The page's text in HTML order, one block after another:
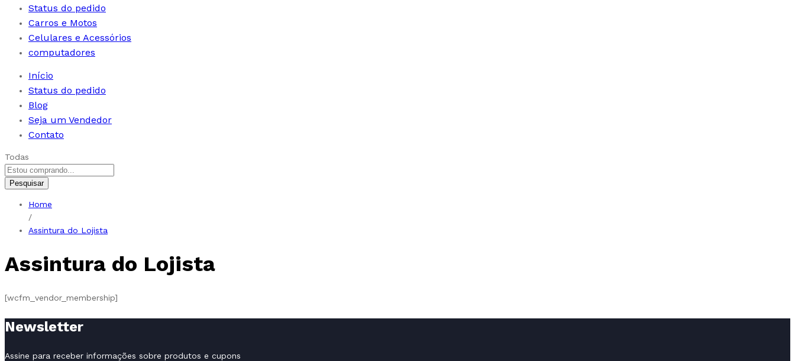
Status do pedido
Carros e Motos
Celulares e Acessórios
computadores
Início
Status do pedido
Blog
Seja um Vendedor
Contato
Todas
Pesquisar
Home
/
Assintura do Lojista
Assintura do Lojista
[wcfm_vendor_membership]
Newsletter
Assine para receber informações sobre produtos e cupons